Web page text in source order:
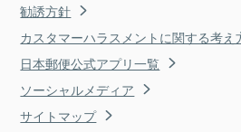
勧誘方針
カスタマーハラスメントに関する考え
日本郵便公式アプリ一覧
ソーシャルメディア
サイトマップ